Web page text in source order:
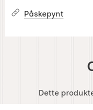
Påskepynt
Dette